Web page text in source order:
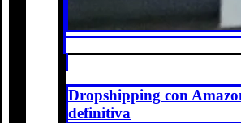
Dropshipping con
definitiva